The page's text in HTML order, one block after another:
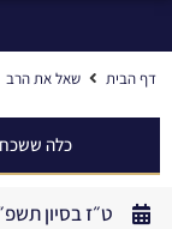
דף הבית שאל את הרב
כלה
ט״ז בסיון